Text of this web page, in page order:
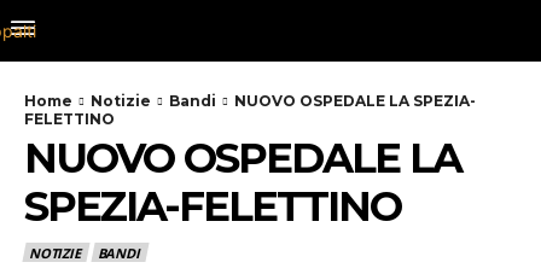
Home Notizie Bandi
NUOVO OSPEDALE LA SPEZIA-
FELETTINO
NUOVO OSPEDALE LA
SPEZIA-FELETTINO
NOTIZIE BANDI